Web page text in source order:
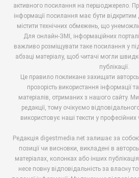
активного посилання на першоджерело.
інформації посилання має бути
містити технічних обмежень, що
Для онлайн-ЗМІ, інформаційних
важливо розміщувати таке посилання у
абзаці матеріалу, щоб читачі могли
публікації.
Це правило покликане захищати
прозорість використання інформації
матеріалів, отриманих з нашого сайту.
редакції, тому очікуємо
використовує наші тексти у
Редакція digestmedia.net залишає за
позиції чи висновки, викладені в
матеріалах, колонках або інших
несе повну відповідальність за власну